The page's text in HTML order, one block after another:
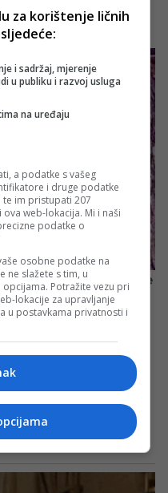
za korištenje ličnih
i sadržaj, mjerenje
u publiku i razvoj usluga
na uređaju
a podatke s vašeg
i druge podatke
im pristupati 207
web-lokacija. Mi i naši
podatke o
osobne podatke na
ne slažete s tim, u
Potražite vezu pri
lokacije za upravljanje
u postavkama privatnosti i